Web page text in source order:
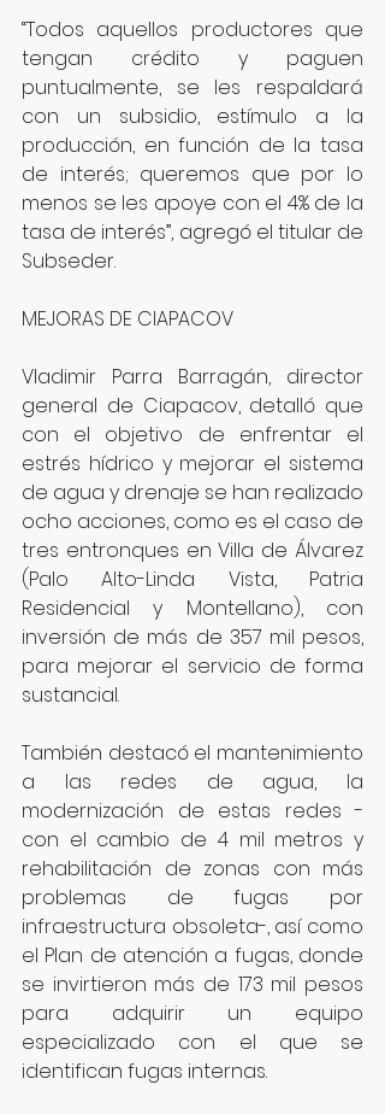
“Todos aquellos productores que
tengan crédito y paguen
puntualmente, se les respaldará
con un subsidio, estímulo a la
producción, en función de la tasa
de interés; queremos que por lo
menos se les apoye con el 4% de la
tasa de interés”, agregó el titular de
Subseder.
MEJORAS DE CIAPACOV
Vladimir Parra Barragán, director
general de Ciapacov, detalló que
con el objetivo de enfrentar el
estrés hídrico y mejorar el sistema
de agua y drenaje se han realizado
ocho acciones, como es el caso de
tres entronques en Villa de Álvarez
(Palo Alto-Linda Vista, Patria
Residencial y Montellano), con
inversión de más de 357 mil pesos,
para mejorar el servicio de forma
sustancial.
También destacó el mantenimiento
a las redes de agua, la
modernización de estas redes -
con el cambio de 4 mil metros y
rehabilitación de zonas con más
problemas de fugas por
infraestructura obsoleta-, así como
el Plan de atención a fugas, donde
se invirtieron más de 173 mil pesos
para adquirir un equipo
especializado con el que se
identifican fugas internas.